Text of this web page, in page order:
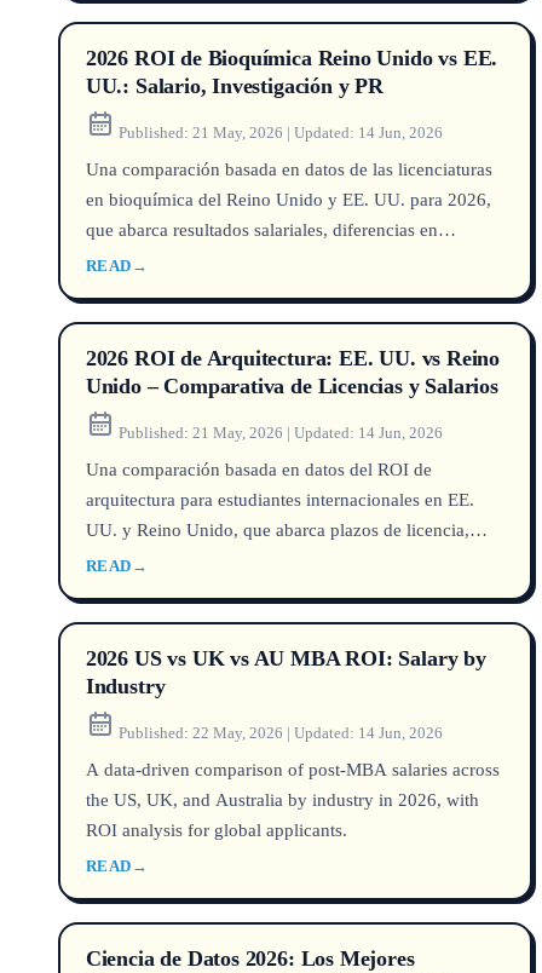
2026 ROI de Bioquímica Reino Unido vs EE.
UU.: Salario, Investigación y PR
Published: 21 May, 2026 | Updated: 14 Jun, 2026
Una comparación basada en datos de las licenciaturas
en bioquímica del Reino Unido y EE. UU. para 2026,
que abarca resultados salariales, diferencias en
financiación de investigación y vías de inmigración
READ →
2026 ROI de Arquitectura: EE. UU. vs Reino
Unido – Comparativa de Licencias y Salarios
Published: 21 May, 2026 | Updated: 14 Jun, 2026
Una comparación basada en datos del ROI de
arquitectura para estudiantes internacionales en EE.
UU. y Reino Unido, que abarca plazos de licencia,
trayectorias salariales y valor actual neto.
READ →
2026 US vs UK vs AU MBA ROI: Salary by
Industry
Published: 22 May, 2026 | Updated: 14 Jun, 2026
A data-driven comparison of post-MBA salaries across
the US, UK, and Australia by industry in 2026, with
ROI analysis for global applicants.
READ →
Ciencia de Datos 2026: Los Mejores